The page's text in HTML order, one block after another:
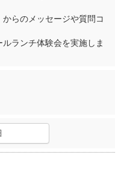
らのメッセージや質問コ
ランチ体験会を実施しま